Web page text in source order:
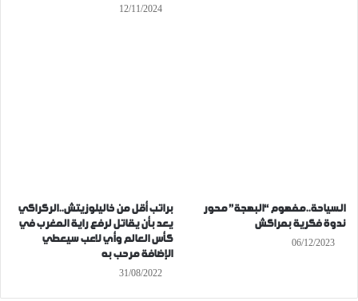
12/11/2024
السياحة..مفهوم “البهجة” محور
ندوة فكرية بمراكش
06/12/2023
براتب أقل من خاليلوزيتش..الركراكي
يعد بأن يقاتل لرفع راية المغرب في
كأس العالم وأي لاعب سيعطي
الإضافة مرحب به
31/08/2022